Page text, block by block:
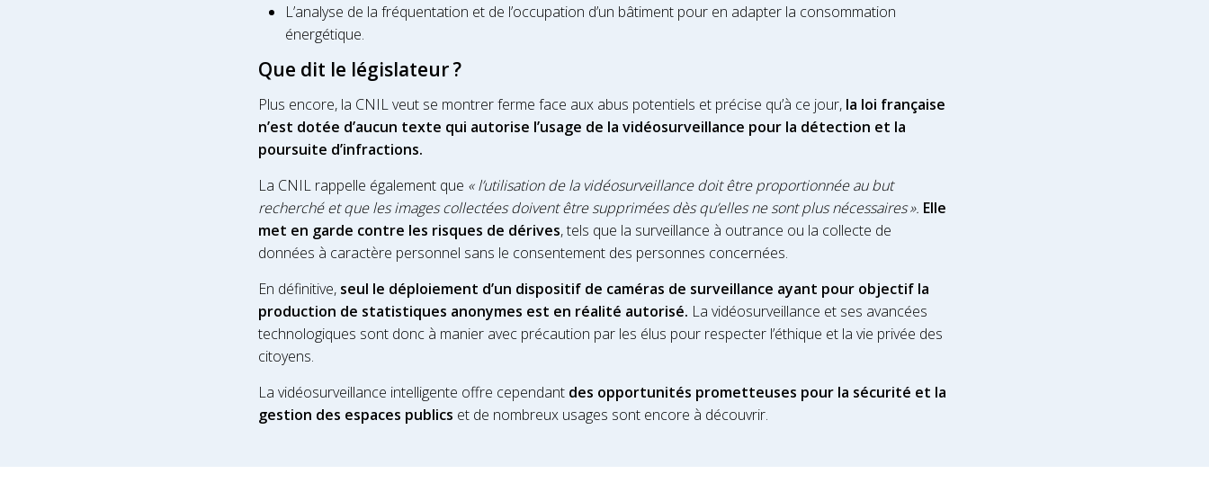
L’analyse de la fréquentation et de l’occupation d’un bâtiment pour en adapter la consommation
énergétique.
Que dit le législateur ?
Plus encore, la CNIL veut se montrer ferme face aux abus potentiels et précise qu’à ce jour, la loi française
n’est dotée d’aucun texte qui autorise l’usage de la vidéosurveillance pour la détection et la
poursuite d’infractions.
La CNIL rappelle également que « l’utilisation de la vidéosurveillance doit être proportionnée au but
recherché et que les images collectées doivent être supprimées dès qu’elles ne sont plus nécessaires ». Elle
met en garde contre les risques de dérives, tels que la surveillance à outrance ou la collecte de
données à caractère personnel sans le consentement des personnes concernées.
En définitive, seul le déploiement d’un dispositif de caméras de surveillance ayant pour objectif la
production de statistiques anonymes est en réalité autorisé. La vidéosurveillance et ses avancées
technologiques sont donc à manier avec précaution par les élus pour respecter l’éthique et la vie privée des
citoyens.
La vidéosurveillance intelligente offre cependant des opportunités prometteuses pour la sécurité et la
gestion des espaces publics et de nombreux usages sont encore à découvrir.